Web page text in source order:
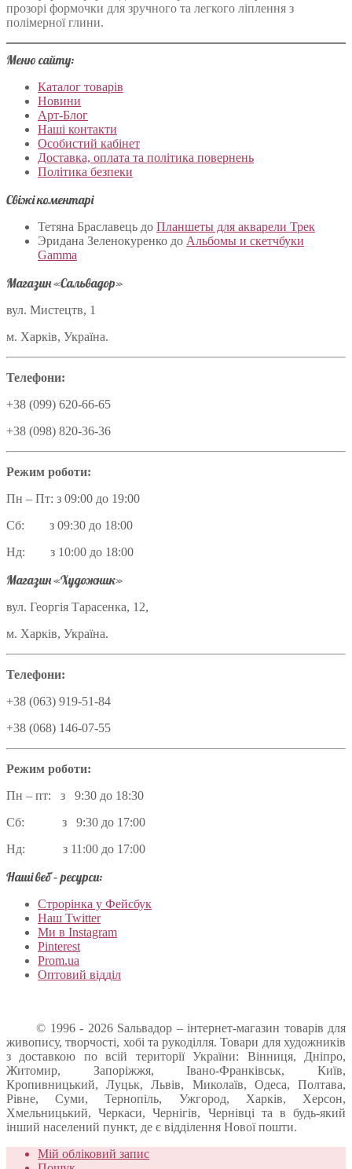
прозорі формочки для зручного та легкого ліплення з
полімерної глини.
Меню сайту:
Каталог товарів
Новини
Арт-Блог
Наші контакти
Особистий кабінет
Доставка, оплата та політика повернень
Політика безпеки
Свіжі коментарі
Тетяна Браславець до Планшеты для акварели Трек
Эридана Зеленокуренко до Альбомы и скетчбуки
Gamma
Магазин «Сальвадор»
вул. Мистецтв, 1
м. Харків, Україна.
Телефони:
+38 (099) 620-66-65
+38 (098) 820-36-36
Режим роботи:
Пн – Пт: з 09:00 до 19:00
Сб: з 09:30 до 18:00
Нд: з 10:00 до 18:00
Магазин «Художник»
вул. Георгія Тарасенка, 12,
м. Харків, Україна.
Телефони:
+38 (063) 919-51-84
+38 (068) 146-07-55
Режим роботи:
Пн – пт: з 9:30 до 18:30
Сб: з 9:30 до 17:00
Нд: з 11:00 до 17:00
Наші веб – ресурси:
Строрінка у Фейсбук
Наш Twitter
Ми в Instagram
Pinterest
Prom.ua
Оптовий відділ
© 1996 - 2026 Sальвадор – інтернет-магазин товарів для
живопису, творчості, хобі та рукоділля. Товари для художників
з доставкою по всій території України: Вінниця, Дніпро,
Житомир, Запоріжжя, Івано-Франківськ, Київ,
Кропивницький, Луцьк, Львів, Миколаїв, Одеса, Полтава,
Рівне, Суми, Тернопіль, Ужгород, Харків, Херсон,
Хмельницький, Черкаси, Чернігів, Чернівці та в будь-який
інший населений пункт, де є відділення Нової пошти.
Мій обліковий запис